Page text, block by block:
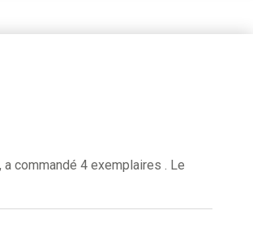
a commandé 4 exemplaires . Le